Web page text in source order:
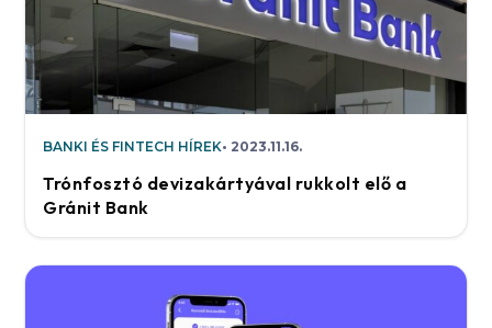
BANKI ÉS FINTECH HÍREK 2023.11.16.
Trónfosztó devizakártyával rukkolt elő a
Gránit Bank